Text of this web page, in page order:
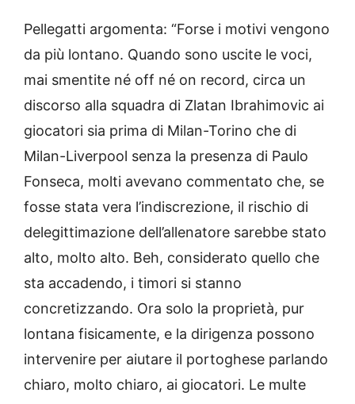
Pellegatti argomenta: “Forse i motivi vengono
da più lontano. Quando sono uscite le voci,
mai smentite né off né on record, circa un
discorso alla squadra di Zlatan Ibrahimovic ai
giocatori sia prima di Milan-Torino che di
Milan-Liverpool senza la presenza di Paulo
Fonseca, molti avevano commentato che, se
fosse stata vera l’indiscrezione, il rischio di
delegittimazione dell’allenatore sarebbe stato
alto, molto alto. Beh, considerato quello che
sta accadendo, i timori si stanno
concretizzando. Ora solo la proprietà, pur
lontana fisicamente, e la dirigenza possono
intervenire per aiutare il portoghese parlando
chiaro, molto chiaro, ai giocatori. Le multe